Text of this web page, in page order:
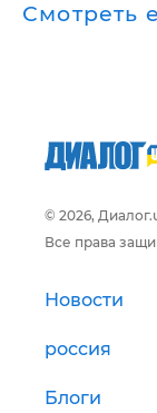
Смотреть
© 2026,
Все права
Новости
россия
Блоги